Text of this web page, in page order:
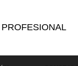
PROFESIONAL